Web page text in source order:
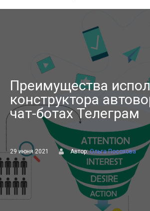
Преимущества
конструктора
чат-ботах Телеграм
29 июня 2021 Автор:Ольга Посохова